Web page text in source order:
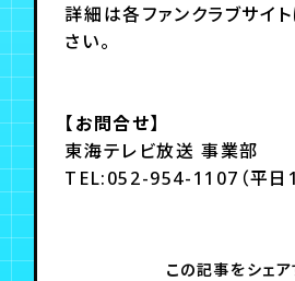
詳細は各ファンクラブサイ
さい。
【お問合せ】
東海テレビ放送 事業部
TEL:052-954-1107（平日
この記事をシェア